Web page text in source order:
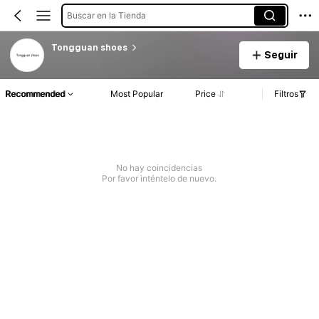
Buscar en la Tienda
Tongguan shoes
Seguir
Recommended Most Popular Price Filtros
No hay coincidencias
Por favor inténtelo de nuevo.